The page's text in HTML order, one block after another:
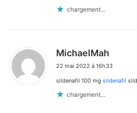
chargement…
MichaelMah
t
22 mai 2022 à 16h33
sildenafil 100 mg sildenafil
chargement…